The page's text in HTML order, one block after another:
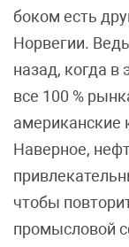
боком есть
Норвегии.
назад, когда
все 100 %
американские
Наверное,
чтобы
промысловой